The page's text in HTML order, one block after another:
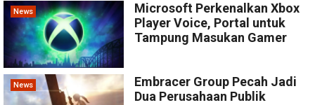
News
Microsoft Perkenalkan Xbox
Player Voice, Portal untuk
Tampung Masukan Gamer
News
Embracer Group Pecah Jadi
Dua Perusahaan Publik